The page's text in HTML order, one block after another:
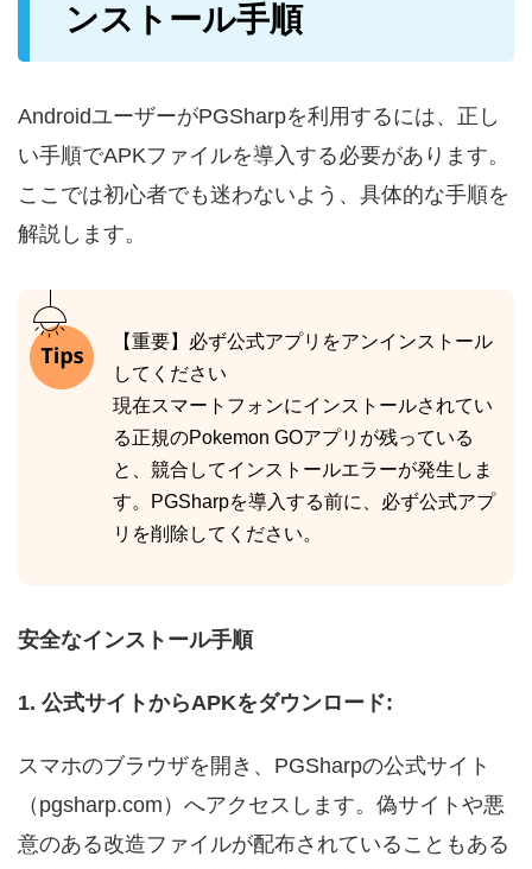
ンストール手順
AndroidユーザーがPGSharpを利用するには、正し
い手順でAPKファイルを導入する必要があります。
ここでは初心者でも迷わないよう、具体的な手順を
解説します。
【重要】必ず公式アプリをアンインストール
してください
現在スマートフォンにインストールされてい
る正規のPokemon GOアプリが残っている
と、競合してインストールエラーが発生しま
す。PGSharpを導入する前に、必ず公式アプ
リを削除してください。
安全なインストール手順
1. 公式サイトからAPKをダウンロード:
スマホのブラウザを開き、PGSharpの公式サイト
（pgsharp.com）へアクセスします。偽サイトや悪
意のある改造ファイルが配布されていることもある